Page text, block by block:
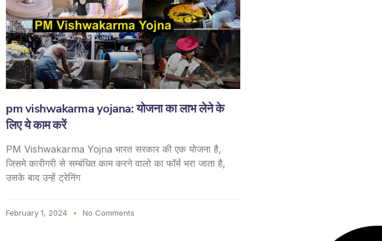
pm vishwakarma yojana: योजना का लाभ लेने के
लिए ये काम करें
PM Vishwakarma Yojna भारत सरकार की एक योजना है,
जिसमे कारीगरी से सम्बंधित काम करने वालो का फॉर्म भरा जाता है,
उसके बाद उन्हें ट्रेनिंग
February 1, 2024 No Comments